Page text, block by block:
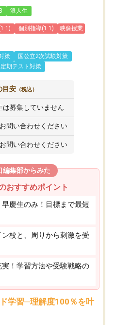
浪人生
個別指導(1:1)
映像授業
策
国公立2次試験対策
定期テスト対策
目安 （税込）
は募集していません
問い合わせください
問い合わせください
編集部からみた
おすすめポイント
慶生のみ！目標まで最短
校と、周りから刺激を受
！学習方法や受験戦略の
学習─理解度100％を叶